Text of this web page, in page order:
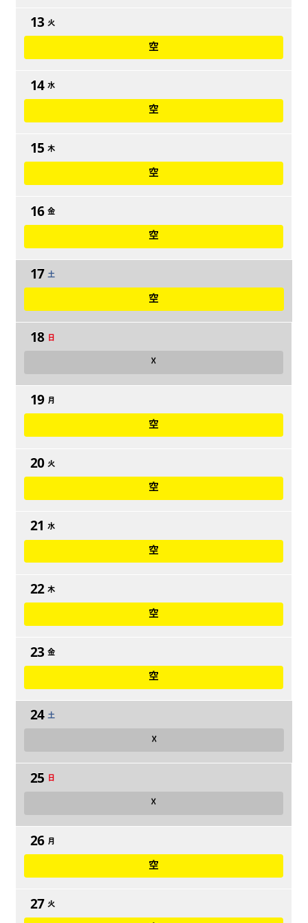
13 火
空
14 水
空
15 木
空
16 金
空
17 土
空
18 日
☓
19 月
空
20 火
空
21 水
空
22 木
空
23 金
空
24 土
☓
25 日
☓
26 月
空
27 火